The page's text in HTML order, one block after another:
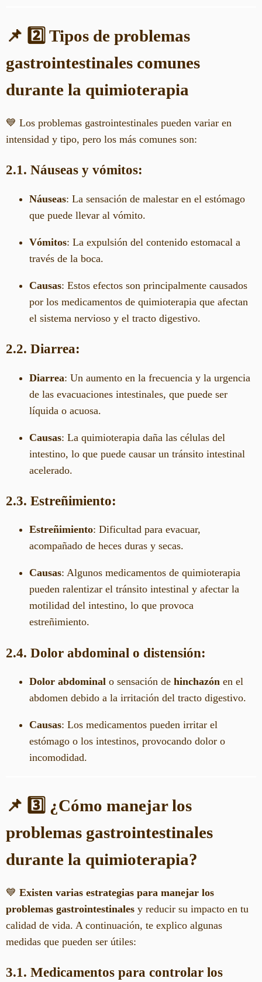
📌 2️⃣ Tipos de problemas
gastrointestinales comunes
durante la quimioterapia
💙 Los problemas gastrointestinales pueden variar en
intensidad y tipo, pero los más comunes son:
2.1. Náuseas y vómitos:
Náuseas: La sensación de malestar en el estómago
que puede llevar al vómito.
Vómitos: La expulsión del contenido estomacal a
través de la boca.
Causas: Estos efectos son principalmente causados
por los medicamentos de quimioterapia que afectan
el sistema nervioso y el tracto digestivo.
2.2. Diarrea:
Diarrea: Un aumento en la frecuencia y la urgencia
de las evacuaciones intestinales, que puede ser
líquida o acuosa.
Causas: La quimioterapia daña las células del
intestino, lo que puede causar un tránsito intestinal
acelerado.
2.3. Estreñimiento:
Estreñimiento: Dificultad para evacuar,
acompañado de heces duras y secas.
Causas: Algunos medicamentos de quimioterapia
pueden ralentizar el tránsito intestinal y afectar la
motilidad del intestino, lo que provoca
estreñimiento.
2.4. Dolor abdominal o distensión:
Dolor abdominal o sensación de hinchazón en el
abdomen debido a la irritación del tracto digestivo.
Causas: Los medicamentos pueden irritar el
estómago o los intestinos, provocando dolor o
incomodidad.
📌 3️⃣ ¿Cómo manejar los
problemas gastrointestinales
durante la quimioterapia?
💙 Existen varias estrategias para manejar los
problemas gastrointestinales y reducir su impacto en tu
calidad de vida. A continuación, te explico algunas
medidas que pueden ser útiles:
3.1. Medicamentos para controlar los